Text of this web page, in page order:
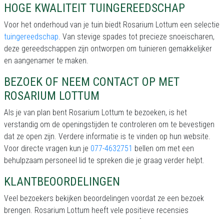
HOGE KWALITEIT TUINGEREEDSCHAP
Voor het onderhoud van je tuin biedt Rosarium Lottum een selectie
tuingereedschap. Van stevige spades tot precieze snoeischaren,
deze gereedschappen zijn ontworpen om tuinieren gemakkelijker
en aangenamer te maken.
BEZOEK OF NEEM CONTACT OP MET
ROSARIUM LOTTUM
Als je van plan bent Rosarium Lottum te bezoeken, is het
verstandig om de openingstijden te controleren om te bevestigen
dat ze open zijn. Verdere informatie is te vinden op hun website.
Voor directe vragen kun je 077-4632751 bellen om met een
behulpzaam personeel lid te spreken die je graag verder helpt.
KLANTBEOORDELINGEN
Veel bezoekers bekijken beoordelingen voordat ze een bezoek
brengen. Rosarium Lottum heeft vele positieve recensies